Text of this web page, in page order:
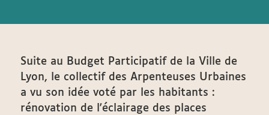
Suite au Budget Participatif de la Ville de
Lyon, le collectif des Arpenteuses Urbaines
a vu son idée voté par les habitants :
rénovation de l'éclairage des places